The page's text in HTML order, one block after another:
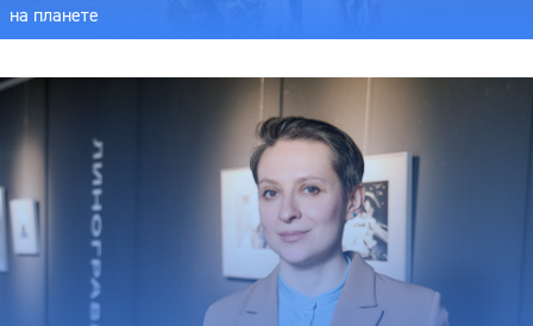
на планете